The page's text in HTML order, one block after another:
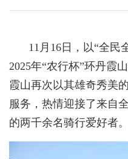
11月16日，以“全民
2025年“农行杯”环丹霞
霞山再次以其雄奇秀美
服务，热情迎接了来自
的两千余名骑行爱好者。